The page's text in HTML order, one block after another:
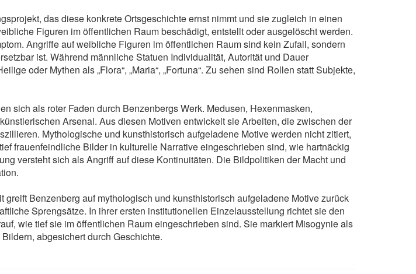
das diese konkrete Ortsgeschichte ernst nimmt und sie zugleich in einen
Figuren im öffentlichen Raum beschädigt, entstellt oder ausgelöscht werden.
Angriffe auf weibliche Figuren im öffentlichen Raum sind kein Zufall, sondern
ist. Während männliche Statuen Individualität, Autorität und Dauer
oder Mythen als „Flora“, „Maria“, „Fortuna“. Zu sehen sind Rollen statt Subjekte,
sich als roter Faden durch Benzenbergs Werk. Medusen, Hexenmasken,
Arsenal. Aus diesen Motiven entwickelt sie Arbeiten, die zwischen der
Mythologische und kunsthistorisch aufgeladene Motive werden nicht zitiert,
frauenfeindliche Bilder in kulturelle Narrative eingeschrieben sind, wie hartnäckig
versteht sich als Angriff auf diese Kontinuitäten. Die Bildpolitiken der Macht und
Benzenberg auf mythologisch und kunsthistorisch aufgeladene Motive zurück
Sprengsätze. In ihrer ersten institutionellen Einzelausstellung richtet sie den
wie tief sie im öffentlichen Raum eingeschrieben sind. Sie markiert Misogynie als
abgesichert durch Geschichte.